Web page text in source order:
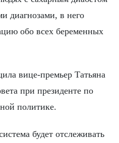
диагнозами, в него
обо всех беременных
вице-премьер Татьяна
при президенте по
политике.
будет отслеживать